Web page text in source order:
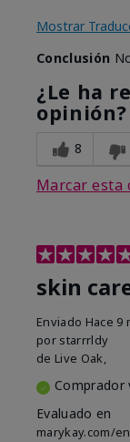
Mostrar
Conclusión
¿Le ha
opinión?
8
Marcar esta
skin
Enviado Hace 9
por starrrldy
de Live Oak,
Comprador
Evaluado en
marykay.com/